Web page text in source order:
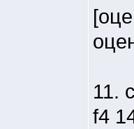
11.
f4